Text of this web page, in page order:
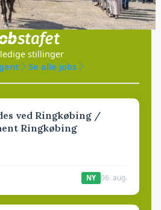
med
ledige stillinger
Se alle jobs
ved Ringkøbing /
Ringkøbing
NY 06. aug.